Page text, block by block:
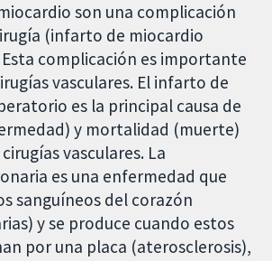
son una complicación
(infarto de miocardio
complicación es importante
vasculares. El infarto de
es la principal causa de
y mortalidad (muerte)
vasculares. La
es una enfermedad que
sanguíneos del corazón
y se produce cuando estos
por una placa (aterosclerosis),